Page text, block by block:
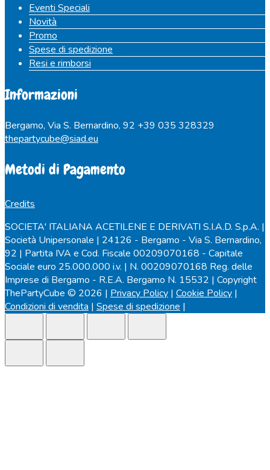
Eventi Speciali
Novità
Promo
Spese di spedizione
Resi e rimborsi
Informazioni
Bergamo, Via S. Bernardino, 92 +39 035 328329
thepartycube@siad.eu
Metodi di Pagamento
Credits
SOCIETA' ITALIANA ACETILENE E DERIVATI S.I.A.D. S.p.A. |
Società Unipersonale | 24126 - Bergamo - Via S. Bernardino,
92 | Partita IVA e Cod. Fiscale 00209070168 - Capitale
Sociale euro 25.000.000 i.v. | N. 00209070168 Reg. delle
Imprese di Bergamo - R.E.A. Bergamo N. 15532 | Copyright
ThePartyCube © 2026 | Privacy Policy | Cookie Policy |
Condizioni di vendita | Spese di spedizione |